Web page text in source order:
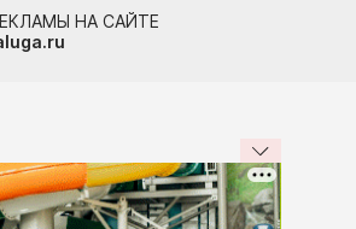
НА САЙТЕ